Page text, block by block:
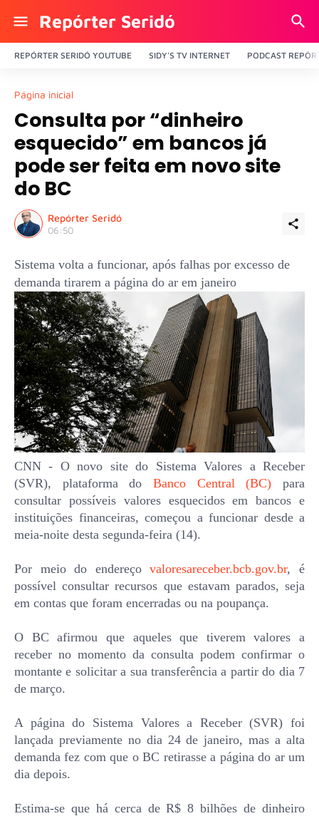
Repórter Seridó
REPÓRTER SERIDÓ YOUTUBE SIDY'S TV INTERNET PODCAST
Página inicial
Consulta por “dinheiro
esquecido” em bancos já
pode ser feita em novo site
do BC
Repórter Seridó
06:50
Sistema volta a funcionar, após falhas por excesso de
demanda tirarem a página do ar em janeiro
CNN - O novo site do Sistema Valores a Receber
(SVR), plataforma do Banco Central (BC) para
consultar possíveis valores esquecidos em bancos e
instituições financeiras, começou a funcionar desde a
meia-noite desta segunda-feira (14).
Por meio do endereçovaloresareceber.bcb.gov.br, é
possível consultar recursos que estavam parados, seja
em contas que foram encerradas ou na poupança.
O BC afirmou que aqueles que tiverem valores a
receber no momento da consulta podem confirmar o
montante e solicitar a sua transferência a partir do dia 7
de março.
A página do Sistema Valores a Receber (SVR) foi
lançada previamente no dia 24 de janeiro, mas a alta
demanda fez com que o BC retirasse a página do ar um
dia depois.
Estima-se que há cerca de R$ 8 bilhões de dinheiro